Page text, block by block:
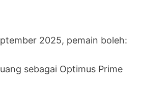
2025, pemain boleh:
sebagai Optimus Prime